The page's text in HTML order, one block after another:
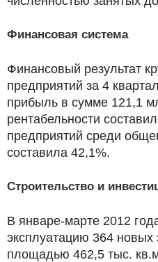
Финансовая система
Финансовый результат
предприятий за 4
прибыль в сумме 121,1
рентабельности
предприятий среди
составила 42,1%.
Строительство и
В январе-марте 2012
эксплуатацию 364
площадью 462,5 тыс.